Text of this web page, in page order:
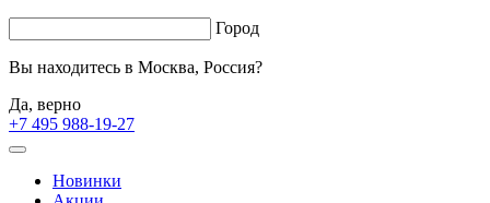
Город
Вы находитесь в Москва, Россия?
Да, верно
+7 495 988-19-27
Новинки